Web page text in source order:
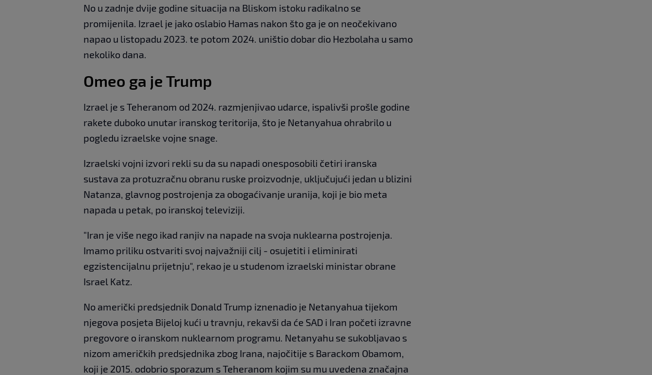
No u zadnje dvije godine situacija na Bliskom istoku radikalno se
promijenila. Izrael je jako oslabio Hamas nakon što ga je on neočekivano
napao u listopadu 2023. te potom 2024. uništio dobar dio Hezbolaha u samo
nekoliko dana.
Omeo ga je Trump
Izrael je s Teheranom od 2024. razmjenjivao udarce, ispalivši prošle godine
rakete duboko unutar iranskog teritorija, što je Netanyahua ohrabrilo u
pogledu izraelske vojne snage.
Izraelski vojni izvori rekli su da su napadi onesposobili četiri iranska
sustava za protuzračnu obranu ruske proizvodnje, uključujući jedan u blizini
Natanza, glavnog postrojenja za obogaćivanje uranija, koji je bio meta
napada u petak, po iranskoj televiziji.
"Iran je više nego ikad ranjiv na napade na svoja nuklearna postrojenja.
Imamo priliku ostvariti svoj najvažniji cilj - osujetiti i eliminirati
egzistencijalnu prijetnju", rekao je u studenom izraelski ministar obrane
Israel Katz.
No američki predsjednik Donald Trump iznenadio je Netanyahua tijekom
njegova posjeta Bijeloj kući u travnju, rekavši da će SAD i Iran početi izravne
pregovore o iranskom nuklearnom programu. Netanyahu se sukobljavao s
nizom američkih predsjednika zbog Irana, najočitije s Barackom Obamom,
koji je 2015. odobrio sporazum s Teheranom kojim su mu uvedena značajna